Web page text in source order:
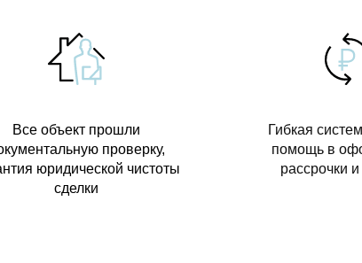
Все объект прошли
проверку,
юридической чистоты
сделки
Гибкая
помощь в
рассрочки